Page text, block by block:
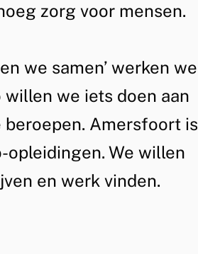
zorg voor mensen.
we samen’ werken we
we iets doen aan
Amersfoort is
We willen
en werk vinden.